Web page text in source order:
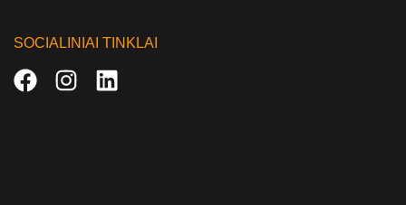
SOCIALINIAI TINKLAI